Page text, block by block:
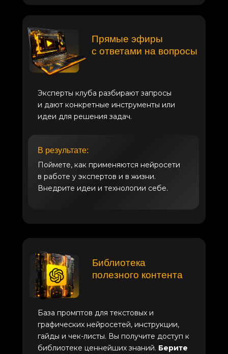
Прямые эфиры
с ответами на вопросы
Эксперты клуба разбирают запросы
и дают конкретные инструменты или
идеи для решения задач.
В результате:
Поймете, как применяются нейросети
в работе у экспертов и в жизни.
Внедрите идеи и технологии себе.
Библиотека
полезного контента
База промптов для текстовых и
графических нейросетей, инструкции,
гайды и чек-листы. Вы получите доступ к
библиотеке ценнейших знаний. Берите